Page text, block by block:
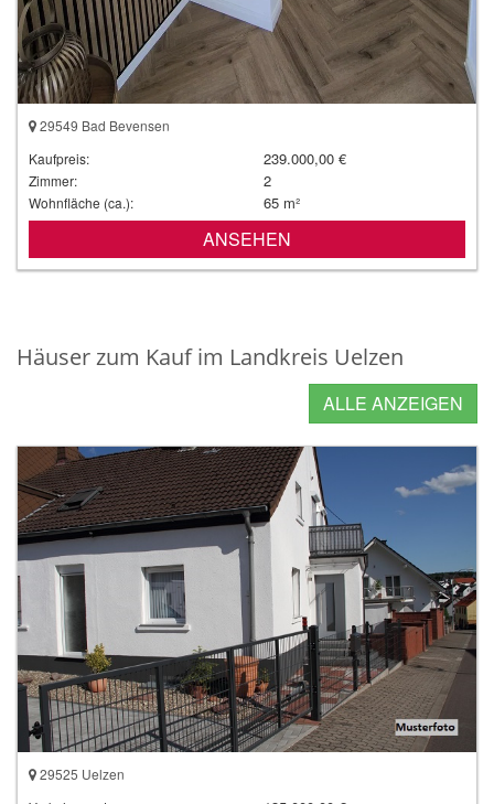
29549 Bad Bevensen
Kaufpreis:
239.000,00 €
Zimmer: 2
Wohnfläche (ca.): 65 m²
ANSEHEN
Häuser zum Kauf im Landkreis Uelzen
ALLE ANZEIGEN
29525 Uelzen